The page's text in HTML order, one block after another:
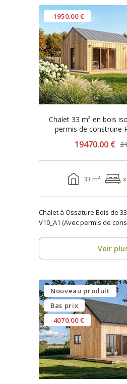
-1950.00 €
Chalet 33 m² en bois
permis de construire
19470.00 €
33 m²
Chalet à Ossature Bois de 33
V10_A1 (Avec permis de
Voir
Nouveau produit
Bas prix
-4070.00 €